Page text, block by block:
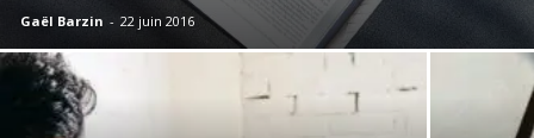
Gaël Barzin - 22 juin 2016